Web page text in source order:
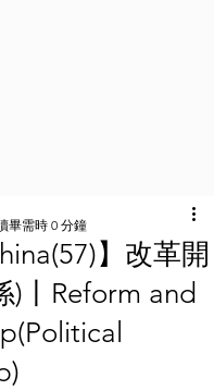
】改革開
)丨Reform and
畢需時 0 分鐘